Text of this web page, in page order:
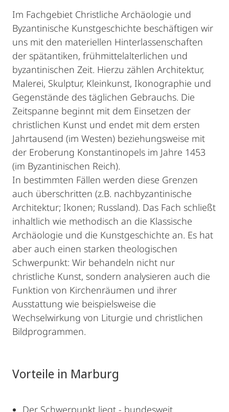
Im Fachgebiet Christliche Archäologie und
Byzantinische Kunstgeschichte beschäftigen wir
uns mit den materiellen Hinterlassenschaften
der spätantiken, frühmittelalterlichen und
byzantinischen Zeit. Hierzu zählen Architektur,
Malerei, Skulptur, Kleinkunst, Ikonographie und
Gegenstände des täglichen Gebrauchs. Die
Zeitspanne beginnt mit dem Einsetzen der
christlichen Kunst und endet mit dem ersten
Jahrtausend (im Westen) beziehungsweise mit
der Eroberung Konstantinopels im Jahre 1453
(im Byzantinischen Reich).
In bestimmten Fällen werden diese Grenzen
auch überschritten (z.B. nachbyzantinische
Architektur; Ikonen; Russland). Das Fach schließt
inhaltlich wie methodisch an die Klassische
Archäologie und die Kunstgeschichte an. Es hat
aber auch einen starken theologischen
Schwerpunkt: Wir behandeln nicht nur
christliche Kunst, sondern analysieren auch die
Funktion von Kirchenräumen und ihrer
Ausstattung wie beispielsweise die
Wechselwirkung von Liturgie und christlichen
Bildprogrammen.
Vorteile in Marburg